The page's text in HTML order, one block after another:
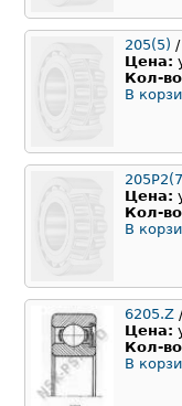
205(5)
Цена:
Кол-
В
Цена:
Кол-
В
6205.Z
Цена:
Кол-
В